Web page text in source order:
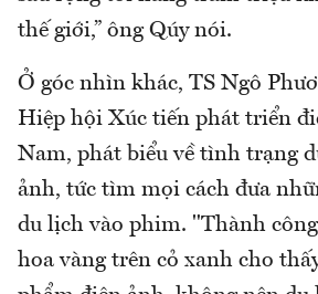
thế giới,” ông Qúy nói.
Ở góc nhìn khác, TS Ngô
Hiệp hội Xúc tiến phát triển
Nam, phát biểu về tình trạng
ảnh, tức tìm mọi cách đưa
du lịch vào phim. "Thành
hoa vàng trên cỏ xanh cho